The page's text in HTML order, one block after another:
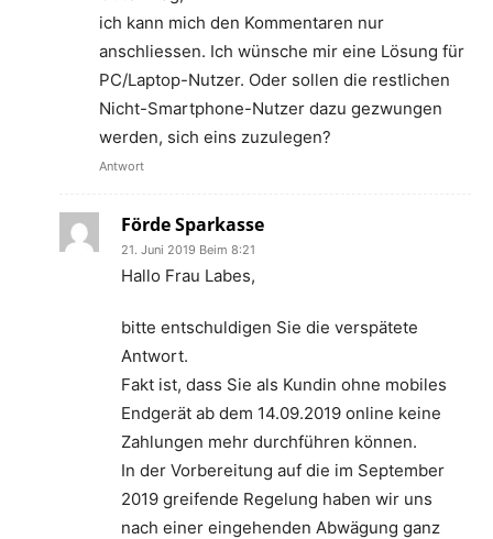
ich kann mich den Kommentaren nur
anschliessen. Ich wünsche mir eine Lösung für
PC/Laptop-Nutzer. Oder sollen die restlichen
Nicht-Smartphone-Nutzer dazu gezwungen
werden, sich eins zuzulegen?
Antwort
Förde Sparkasse
21. Juni 2019 Beim 8:21
Hallo Frau Labes,
bitte entschuldigen Sie die verspätete
Antwort.
Fakt ist, dass Sie als Kundin ohne mobiles
Endgerät ab dem 14.09.2019 online keine
Zahlungen mehr durchführen können.
In der Vorbereitung auf die im September
2019 greifende Regelung haben wir uns
nach einer eingehenden Abwägung ganz